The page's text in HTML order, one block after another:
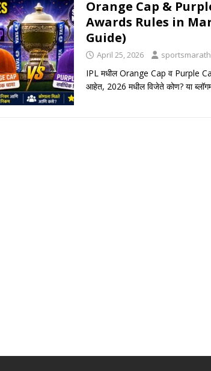
Orange Cap &
Awards Rules in
Guide)
April 25, 2026
IPL मधील Orange Cap व Purple
आहेत, 2026 मधील विजेते कोण? या